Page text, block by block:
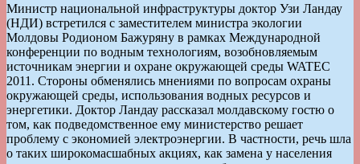
Министр национальной инфраструктуры доктор Узи Ландау
(НДИ) встретился с заместителем министра экологии
Молдовы Родионом Бажуряну в рамках Международной
конференции по водным технологиям, возобновляемым
источникам энергии и охране окружающей среды WATEC
2011. Стороны обменялись мнениями по вопросам охраны
окружающей среды, использования водных ресурсов и
энергетики. Доктор Ландау рассказал молдавскому гостю о
том, как подведомственное ему министерство решает
проблему с экономией электроэнергии. В частности, речь шла
о таких широкомасшабных акциях, как замена у населения